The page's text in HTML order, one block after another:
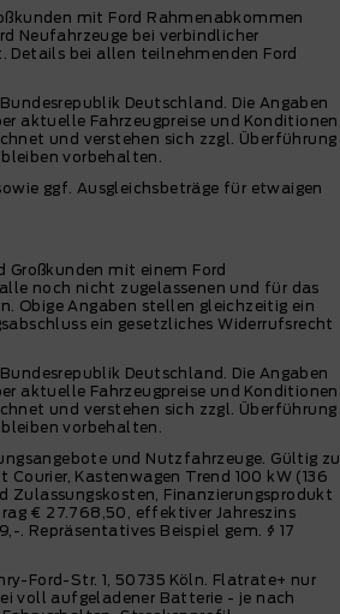
mit Ford Rahmenabkommen
Neufahrzeuge bei verbindlicher
Details bei allen teilnehmenden Ford
Deutschland. Die Angaben
aktuelle Fahrzeugpreise und Konditionen
und verstehen sich zzgl. Überführung
vorbehalten.
ggf. Ausgleichsbeträge für etwaigen
Großkunden mit einem Ford
noch nicht zugelassenen und für das
Obige Angaben stellen gleichzeitig ein
ein gesetzliches Widerrufsrecht
Deutschland. Die Angaben
aktuelle Fahrzeugpreise und Konditionen
und verstehen sich zzgl. Überführung
vorbehalten.
und Nutzfahrzeuge. Gültig zu
Kastenwagen Trend 100 kW (136
Zulassungskosten, Finanzierungsprodukt
€ 27.768,50, effektiver Jahreszins
Repräsentatives Beispiel gem. § 17
Ford-Str. 1, 50735 Köln. Flatrate+ nur
voll aufgeladener Batterie - je nach